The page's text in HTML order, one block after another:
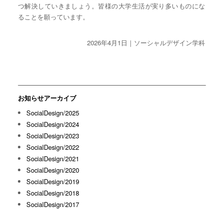
つ解決していきましょう。皆様の大学生活が実り多いものにな
ることを願っています。
2026年4月1日｜ソーシャルデザイン学科
お知らせアーカイブ
SocialDesign/2025
SocialDesign/2024
SocialDesign/2023
SocialDesign/2022
SocialDesign/2021
SocialDesign/2020
SocialDesign/2019
SocialDesign/2018
SocialDesign/2017